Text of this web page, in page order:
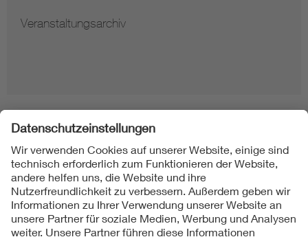
Veranstaltungsarchiv
Folgen Sie uns